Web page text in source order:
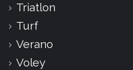
Triatlon
Turf
Verano
Voley